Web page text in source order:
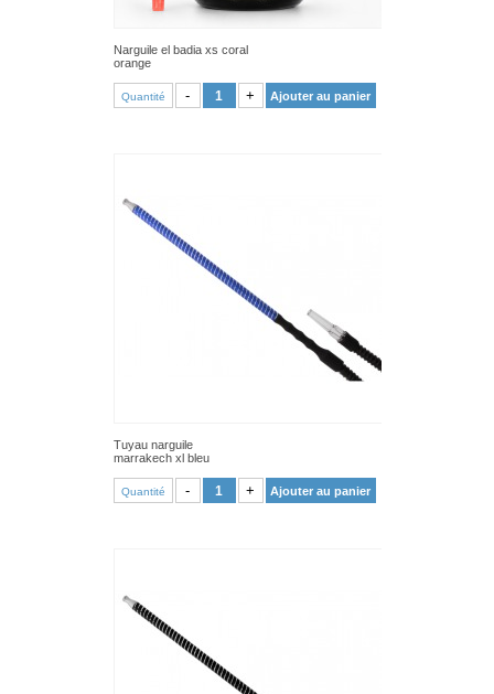
Narguile el badia xs coral
orange
Quantité - + Ajouter au panier
Tuyau narguile
marrakech xl bleu
Quantité - + Ajouter au panier